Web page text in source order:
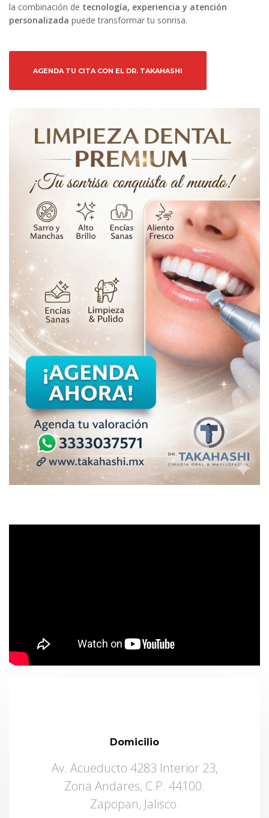
la combinación de tecnología, experiencia y atención
personalizada puede transformar tu sonrisa.
AGENDA TU CITA CON EL DR. TAKAHASHI
Domicilio
Av. Acueducto 4283 Interior 23,
Zona Andares, C.P. 44100.
Zapopan, Jalisco.